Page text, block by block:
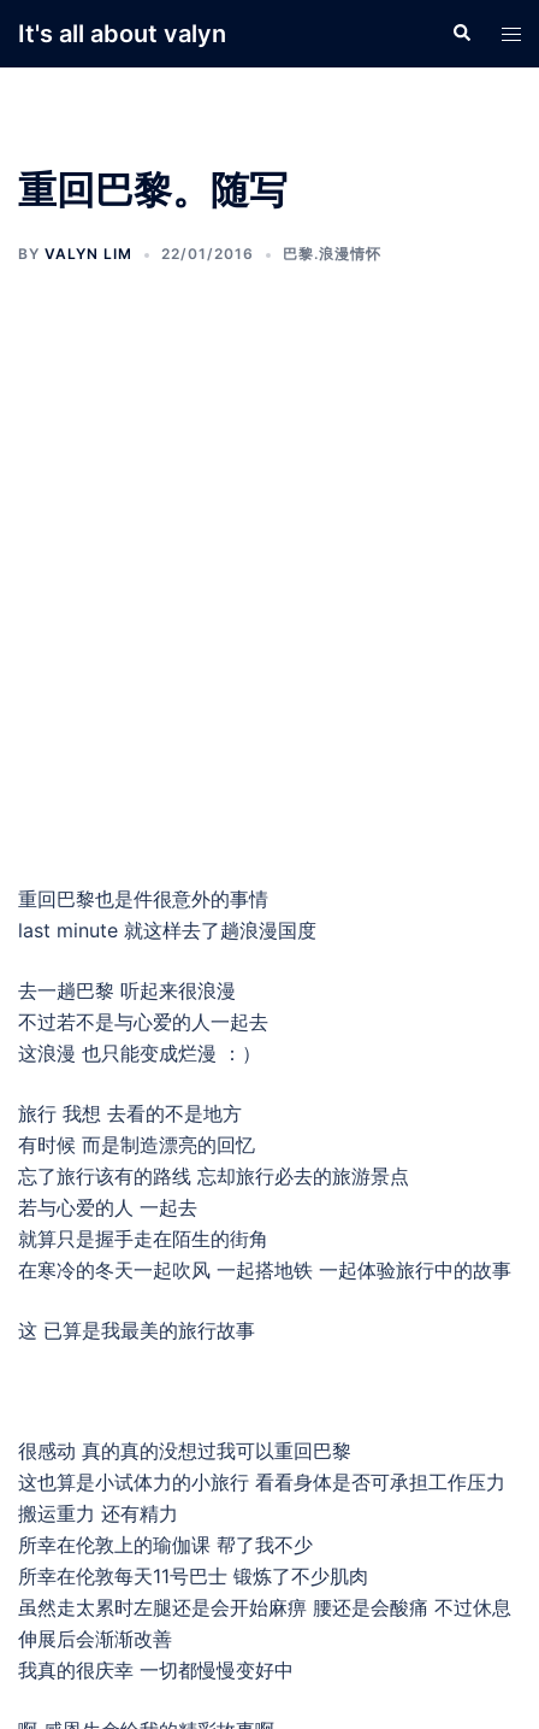
It's all about valyn Search
重回巴黎。随写
BY VALYN LIM 22/01/2016 巴黎.浪漫情怀
重回巴黎也是件很意外的事情
last minute 就这样去了趟浪漫国度
去一趟巴黎 听起来很浪漫
不过若不是与心爱的人一起去
这浪漫 也只能变成烂漫 ：）
旅行 我想 去看的不是地方
有时候 而是制造漂亮的回忆
忘了旅行该有的路线 忘却旅行必去的旅游景点
若与心爱的人 一起去
就算只是握手走在陌生的街角
在寒冷的冬天一起吹风 一起搭地铁 一起体验旅行中的故事
这 已算是我最美的旅行故事
很感动 真的真的没想过我可以重回巴黎
这也算是小试体力的小旅行 看看身体是否可承担工作压力
搬运重力 还有精力
所幸在伦敦上的瑜伽课 帮了我不少
所幸在伦敦每天11号巴士 锻炼了不少肌肉
虽然走太累时左腿还是会开始麻痹 腰还是会酸痛 不过休息
伸展后会渐渐改善
我真的很庆幸 一切都慢慢变好中